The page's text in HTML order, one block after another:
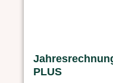
PLUS